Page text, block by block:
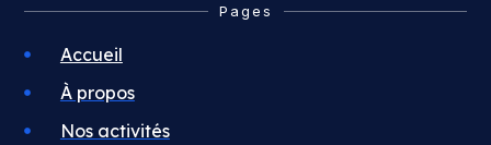
Pages
Accueil
À propos
Nos activités